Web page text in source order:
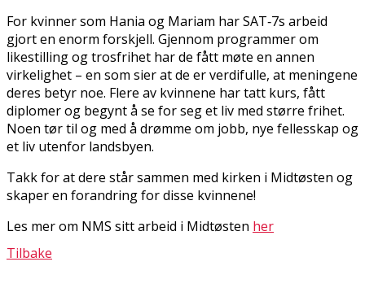
For kvinner som Hania og Mariam har SAT‑7s arbeid
gjort en enorm forskjell. Gjennom programmer om
likestilling og trosfrihet har de fått møte en annen
virkelighet – en som sier at de er verdifulle, at meningene
deres betyr noe. Flere av kvinnene har tatt kurs, fått
diplomer og begynt å se for seg et liv med større frihet.
Noen tør til og med å drømme om jobb, nye fellesskap og
et liv utenfor landsbyen.
Takk for at dere står sammen med kirken i Midtøsten og
skaper en forandring for disse kvinnene!
Les mer om NMS sitt arbeid i Midtøsten her
Tilbake